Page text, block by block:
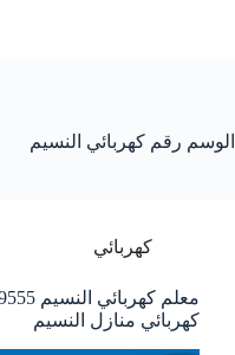
الوسم رقم كهربائي النسيم
كهربائي
كهربائي منازل النسيم